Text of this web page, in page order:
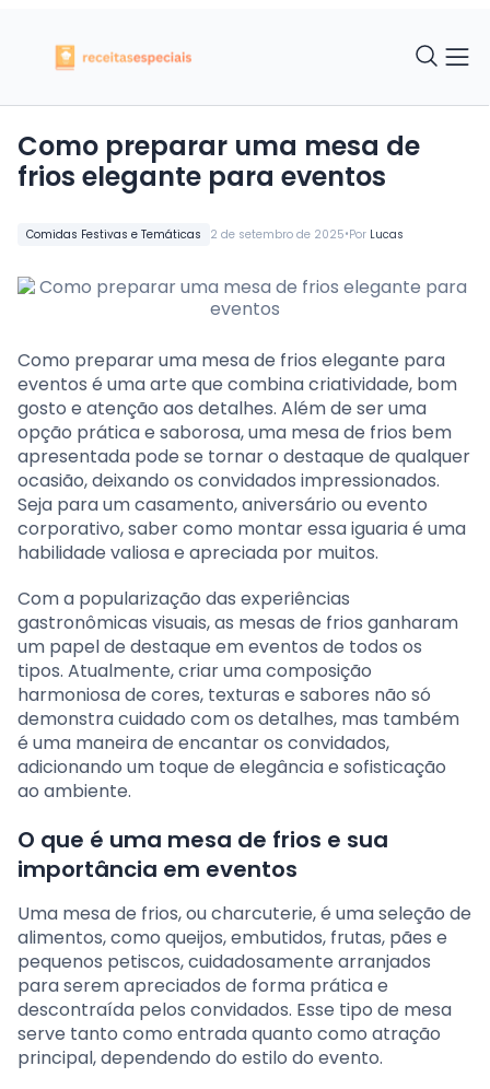
Comidas Festivas e Temáticas 2 de setembro de 2025•Por Lucas
Como preparar uma mesa de
frios elegante para eventos
Como preparar uma mesa de frios elegante para
eventos é uma arte que combina criatividade, bom
gosto e atenção aos detalhes. Além de ser uma
opção prática e saborosa, uma mesa de frios bem
apresentada pode se tornar o destaque de qualquer
ocasião, deixando os convidados impressionados.
Seja para um casamento, aniversário ou evento
corporativo, saber como montar essa iguaria é uma
habilidade valiosa e apreciada por muitos.
Com a popularização das experiências
gastronômicas visuais, as mesas de frios ganharam
um papel de destaque em eventos de todos os
tipos. Atualmente, criar uma composição
harmoniosa de cores, texturas e sabores não só
demonstra cuidado com os detalhes, mas também
é uma maneira de encantar os convidados,
adicionando um toque de elegância e sofisticação
ao ambiente.
O que é uma mesa de frios e sua
importância em eventos
Uma mesa de frios, ou charcuterie, é uma seleção de
alimentos, como queijos, embutidos, frutas, pães e
pequenos petiscos, cuidadosamente arranjados
para serem apreciados de forma prática e
descontraída pelos convidados. Esse tipo de mesa
serve tanto como entrada quanto como atração
principal, dependendo do estilo do evento.